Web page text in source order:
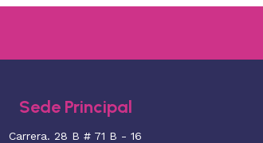
Sede Principal
Carrera. 28 B # 71 B - 16